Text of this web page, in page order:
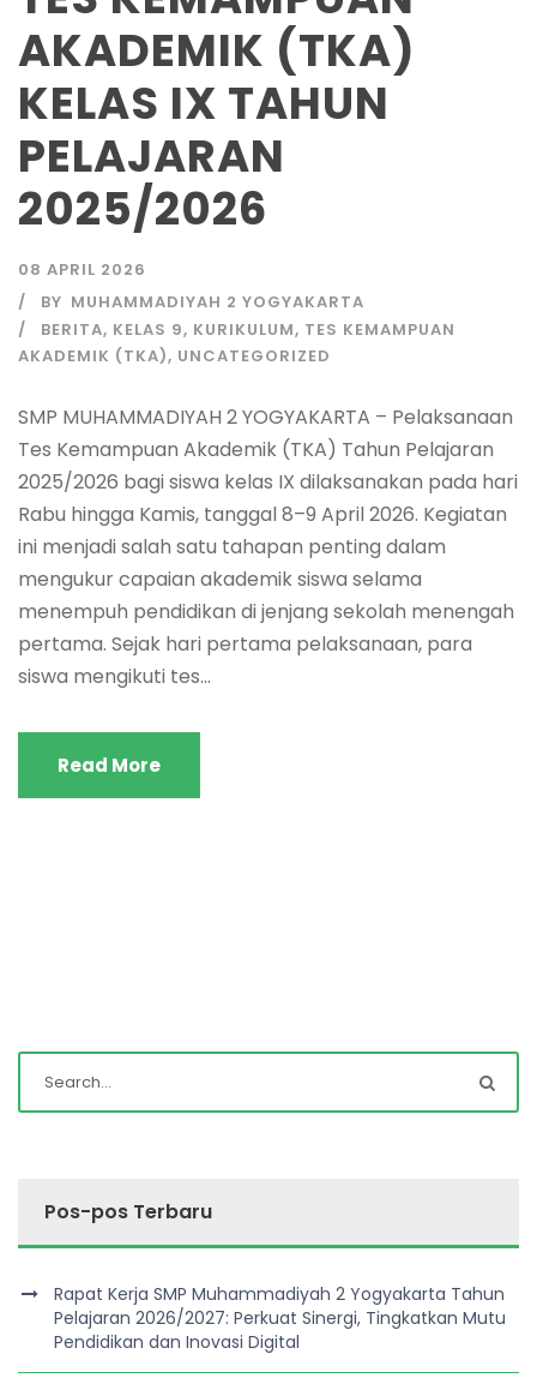
AKADEMIK (TKA)
KELAS IX TAHUN
PELAJARAN
2025/2026
08 APRIL 2026
BY MUHAMMADIYAH 2 YOGYAKARTA
BERITA, KELAS 9, KURIKULUM, TES KEMAMPUAN
AKADEMIK (TKA), UNCATEGORIZED
SMP MUHAMMADIYAH 2 YOGYAKARTA – Pelaksanaan
Tes Kemampuan Akademik (TKA) Tahun Pelajaran
2025/2026 bagi siswa kelas IX dilaksanakan pada hari
Rabu hingga Kamis, tanggal 8–9 April 2026. Kegiatan
ini menjadi salah satu tahapan penting dalam
mengukur capaian akademik siswa selama
menempuh pendidikan di jenjang sekolah menengah
pertama. Sejak hari pertama pelaksanaan, para
siswa mengikuti tes...
Read More
Pos-pos Terbaru
Rapat Kerja SMP Muhammadiyah 2 Yogyakarta Tahun
Pelajaran 2026/2027: Perkuat Sinergi, Tingkatkan Mutu
Pendidikan dan Inovasi Digital